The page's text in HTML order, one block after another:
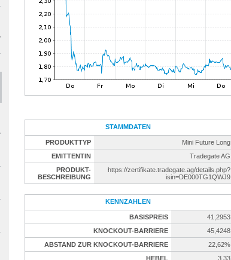
STAMMDATEN
PRODUKTTYP
Mini Future Long
EMITTENTIN
Tradegate AG
PRODUKT-
BESCHREIBUNG
https://zertifikate.tradegate.ag/details.php?
isin=DE000TG1QWJ9
KENNZAHLEN
BASISPREIS
41,2953
KNOCKOUT-BARRIERE
45,4248
ABSTAND ZUR KNOCKOUT-BARRIERE
22,62%
HEBEL
3,33